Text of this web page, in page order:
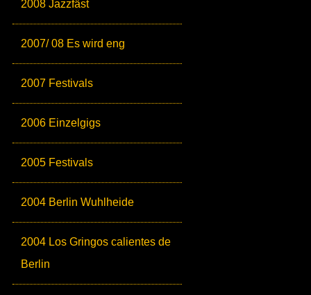
2008 Jazzfäst
2007/ 08 Es wird eng
2007 Festivals
2006 Einzelgigs
2005 Festivals
2004 Berlin Wuhlheide
2004 Los Gringos calientes de
Berlin